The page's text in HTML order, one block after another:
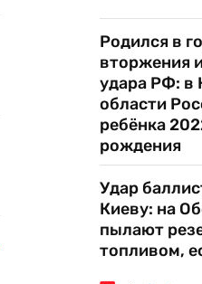
Родился в
вторжения
удара РФ: в
области
ребёнка
рождения
Удар
Киеву: на
пылают
топливом,